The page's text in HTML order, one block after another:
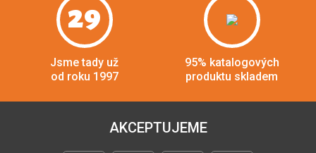
29
Jsme tady už
od roku 1997
95% katalogových
produktu skladem
AKCEPTUJEME